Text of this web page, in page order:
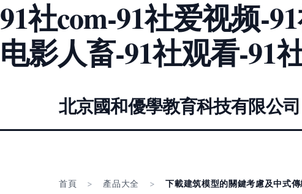
91社com-91社爱视频-
电影人畜-91社观看-91
北京國和優學教育科技有限公司
首頁 > 產品大全 > 下載建筑模型的關鍵考慮及中式傳